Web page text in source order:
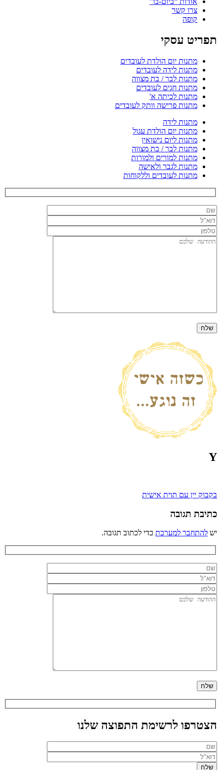
צרו קשר
קופה
תפריט עסקי
מתנות יום הולדת לעובדים
מתנות לידה לעובדים
מתנות לבר / בת מצווה
מתנות חגים לעובדים
מתנות לכיתה א'
מתנות פרישה וותק לעובדים
מתנות לידה
מתנות יום הולדת עגול
מתנות ליום נישואין
מתנות לבר / בת מצווה
מתנות למורים ולמורות
מתנות לגבר ולאישה
מתנות לעובדים וללקוחות
Y
ניווט
בקבוק יין עם תוית אישית
כתיבת תגובה
יש להתחבר למערכת כדי לכתוב תגובה.
הצטרפו לרשימת התפוצה שלנו